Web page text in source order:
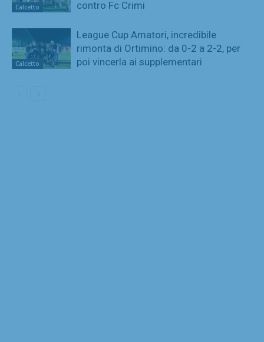
Calcetto
contro Fc Crimi
Calcetto
League Cup Amatori, incredibile
rimonta di Ortimino: da 0-2 a 2-2, per
poi vincerla ai supplementari